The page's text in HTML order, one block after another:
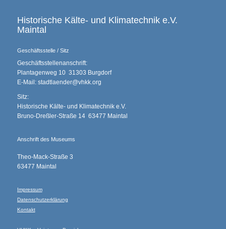
Historische Kälte- und Klimatechnik e.V.
Maintal
Geschäftsstelle / Sitz
Geschäftsstellenanschrift:
Plantagenweg 10 31303 Burgdorf
E-Mail: stadtlaender@vhkk.org
Sitz:
Historische Kälte- und Klimatechnik e.V.
Bruno-Dreßler-Straße 14 63477 Maintal
Anschrift des Museums
Theo-Mack-Straße 3
63477 Maintal
Impressum
Datenschutzerklärung
Kontakt